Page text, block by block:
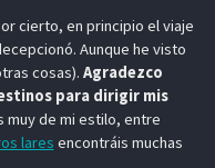
cierto, en principio el viaje
Aunque he visto
cosas). Agradezco
para dirigir mis
muy de mi estilo, entre
lares encontráis muchas